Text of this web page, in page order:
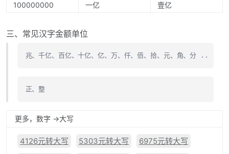
100000000
一亿 壹亿
三、常见汉字金额单位
兆、千亿、百亿、十亿、亿、万、仟、佰、拾、元、角、分 ..
正、整
更多，数字 ->大写
4126元转大写 5303元转大写
6975元转大写